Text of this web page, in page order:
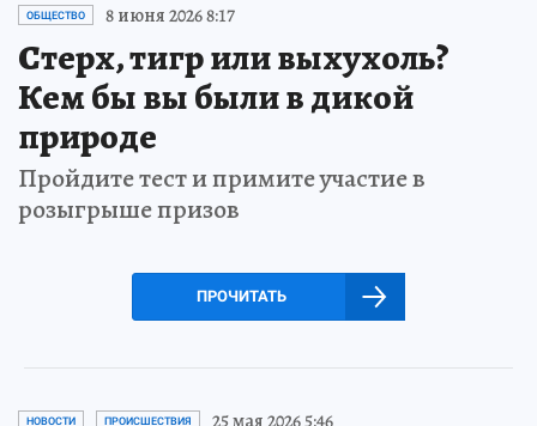
ОБЩЕСТВО 8 июня 2026 8:17
Стерх, тигр или выхухоль?
Кем бы вы были в дикой
природе
Пройдите тест и примите участие в
розыгрыше призов
ПРОЧИТАТЬ
НОВОСТИ ПРОИСШЕСТВИЯ